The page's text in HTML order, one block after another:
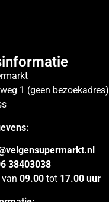
1 (geen bezoekadres)
38403038
van 09.00 tot 17.00 uur